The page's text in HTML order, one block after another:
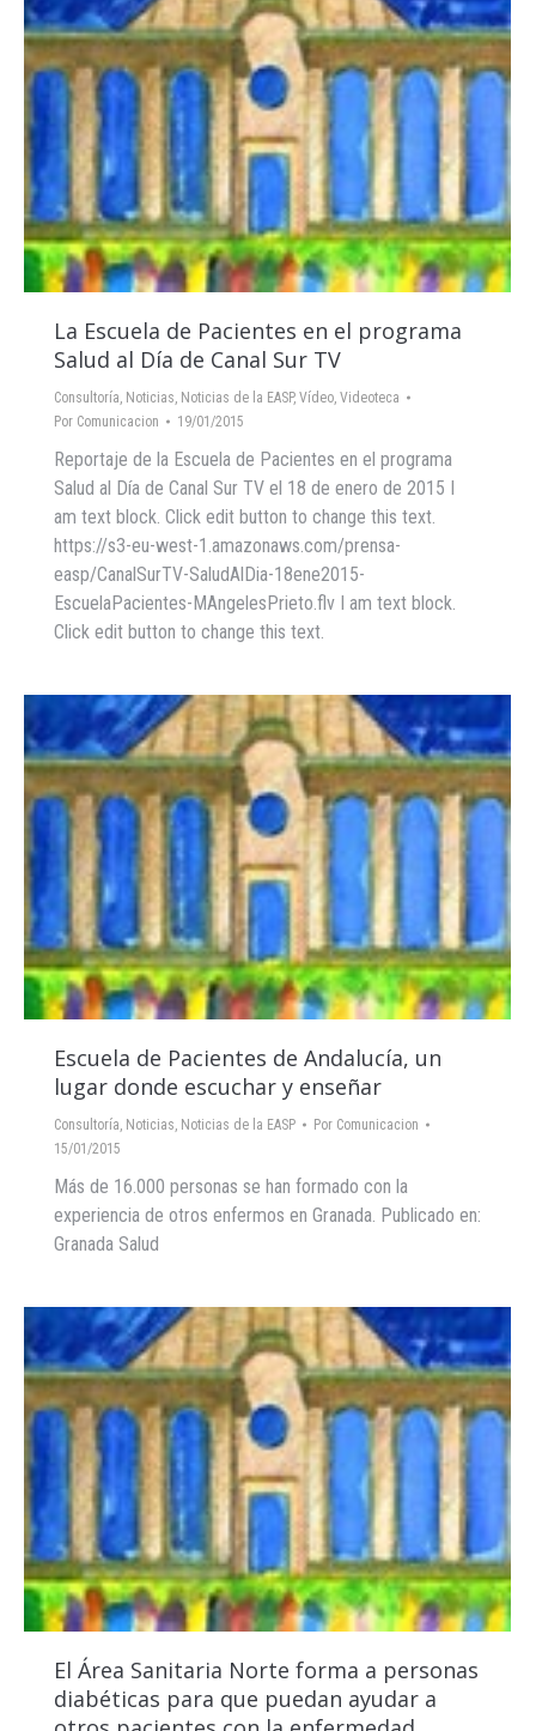
La Escuela de Pacientes en el programa
Salud al Día de Canal Sur TV
Consultoría, Noticias, Noticias de la EASP, Vídeo, Videoteca
Por Comunicacion 19/01/2015
Reportaje de la Escuela de Pacientes en el programa
Salud al Día de Canal Sur TV el 18 de enero de 2015 I
am text block. Click edit button to change this text.
https://s3-eu-west-1.amazonaws.com/prensa-
easp/CanalSurTV-SaludAlDia-18ene2015-
EscuelaPacientes-MAngelesPrieto.flv I am text block.
Click edit button to change this text.
Escuela de Pacientes de Andalucía, un
lugar donde escuchar y enseñar
Consultoría, Noticias, Noticias de la EASP Por Comunicacion
15/01/2015
Más de 16.000 personas se han formado con la
experiencia de otros enfermos en Granada. Publicado en:
Granada Salud
El Área Sanitaria Norte forma a personas
diabéticas para que puedan ayudar a